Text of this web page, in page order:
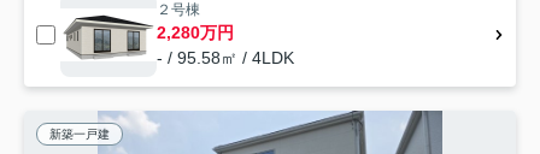
２号棟
2,280万円
- / 95.58㎡ / 4LDK
新築一戸建